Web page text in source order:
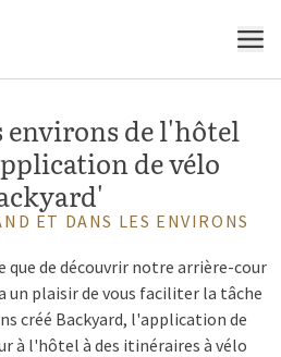
MENU
environs de l'hôtel
de vélo
ET DANS LES ENVIRONS
que de découvrir notre arrière-cour
un plaisir de vous faciliter la tâche
créé Backyard, l'application de
à l'hôtel à des itinéraires à vélo